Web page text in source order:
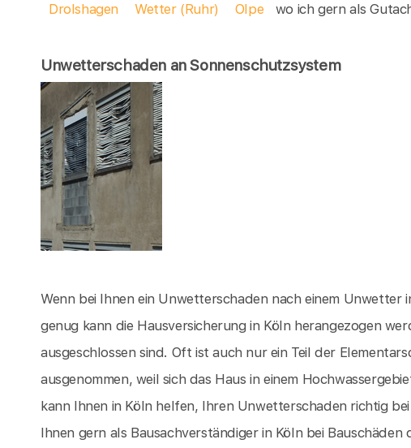
Drolshagen Wetter (Ruhr) Olpe wo ich gern als
Unwetterschaden an Sonnenschutzsystem
Wenn bei Ihnen ein Unwetterschaden nach einem
genug kann die Hausversicherung in Köln herangezogen
ausgeschlossen sind. Oft ist auch nur ein Teil der
ausgenommen, weil sich das Haus in einem
kann Ihnen in Köln helfen, Ihren Unwetterschaden richtig
Ihnen gern als Bausachverständiger in Köln bei Bauschäden